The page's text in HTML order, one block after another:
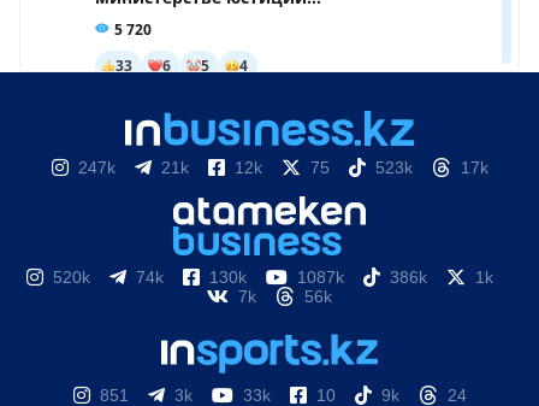
247k 21k 12k 75 523k 17k
520k 74k 130k 1087k 386k
1k
7k
56k
851 3k 33k 10 9k 24